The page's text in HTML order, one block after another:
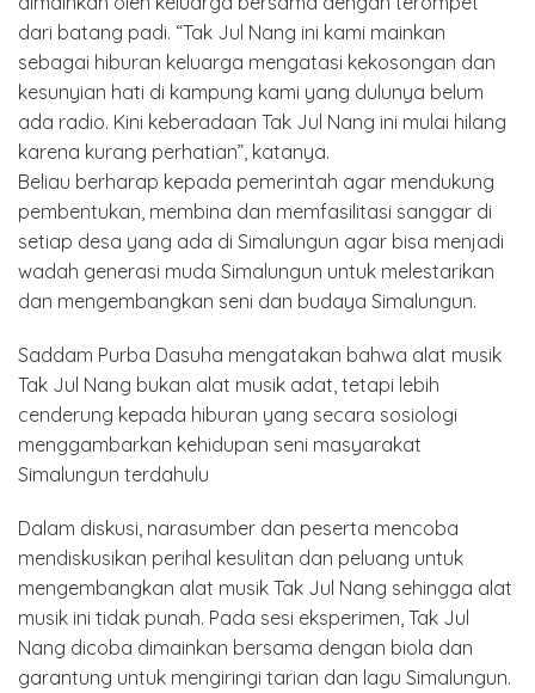
dari batang padi. “Tak Jul Nang ini kami mainkan
sebagai hiburan keluarga mengatasi kekosongan dan
kesunyian hati di kampung kami yang dulunya belum
ada radio. Kini keberadaan Tak Jul Nang ini mulai hilang
karena kurang perhatian”, katanya.
Beliau berharap kepada pemerintah agar mendukung
pembentukan, membina dan memfasilitasi sanggar di
setiap desa yang ada di Simalungun agar bisa menjadi
wadah generasi muda Simalungun untuk melestarikan
dan mengembangkan seni dan budaya Simalungun.
Saddam Purba Dasuha mengatakan bahwa alat musik
Tak Jul Nang bukan alat musik adat, tetapi lebih
cenderung kepada hiburan yang secara sosiologi
menggambarkan kehidupan seni masyarakat
Simalungun terdahulu
Dalam diskusi, narasumber dan peserta mencoba
mendiskusikan perihal kesulitan dan peluang untuk
mengembangkan alat musik Tak Jul Nang sehingga alat
musik ini tidak punah. Pada sesi eksperimen, Tak Jul
Nang dicoba dimainkan bersama dengan biola dan
garantung untuk mengiringi tarian dan lagu Simalungun.